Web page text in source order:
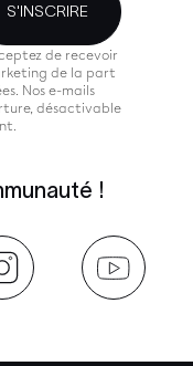
S'INSCRIRE
de recevoir
de la part
Nos e-mails
désactivable
!